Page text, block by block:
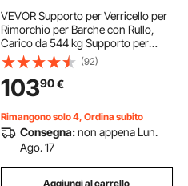
VEVOR Supporto per Verricello per
Rimorchio per Barche con Rullo,
Carico da 544 kg Supporto per
Verricello per Barche con Bullone a
U per Timone di Traino da 50,8-
76,2 mm x 76,2-101,6 mm
(92)
10390€
Rimangono solo 4, Ordina subito
Consegna:non appena Lun.
Ago. 17
Aggiungi al carrello